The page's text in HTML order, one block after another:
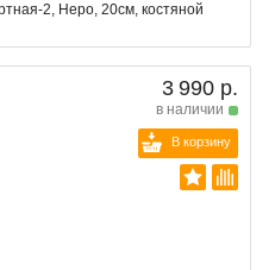
2, Неро, 20см, костяной
3 990 р.
в наличии
В корзину